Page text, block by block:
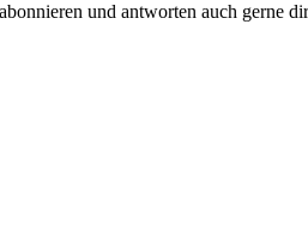
und antworten auch gerne